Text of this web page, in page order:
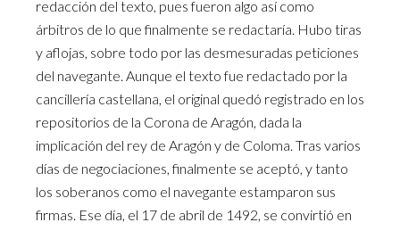
redacción del texto, pues fueron algo así como
árbitros de lo que finalmente se redactaría. Hubo tiras
y aflojas, sobre todo por las desmesuradas peticiones
del navegante. Aunque el texto fue redactado por la
cancillería castellana, el original quedó registrado en los
repositorios de la Corona de Aragón, dada la
implicación del rey de Aragón y de Coloma. Tras varios
días de negociaciones, finalmente se aceptó, y tanto
los soberanos como el navegante estamparon sus
firmas. Ese día, el 17 de abril de 1492, se convirtió en